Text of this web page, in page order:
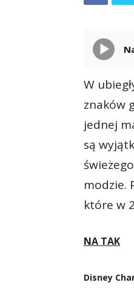
W
znaków
jednej
są
modzie.
które w
NA TAK
Disney